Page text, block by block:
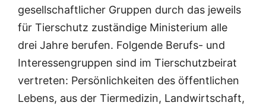
gesellschaftlicher Gruppen durch das jeweils
für Tierschutz zuständige Ministerium alle
drei Jahre berufen. Folgende Berufs- und
Interessengruppen sind im Tierschutzbeirat
vertreten: Persönlichkeiten des öffentlichen
Lebens, aus der Tiermedizin, Landwirtschaft,